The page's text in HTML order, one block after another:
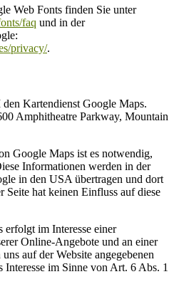
Web Fonts finden Sie unter
faq und in der
privacy/.
Kartendienst Google Maps.
Amphitheatre Parkway, Mountain
Google Maps ist es notwendig,
Informationen werden in der
in den USA übertragen und dort
Seite hat keinen Einfluss auf diese
im Interesse einer
Online-Angebote und an einer
auf der Website angegebenen
Interesse im Sinne von Art. 6 Abs. 1